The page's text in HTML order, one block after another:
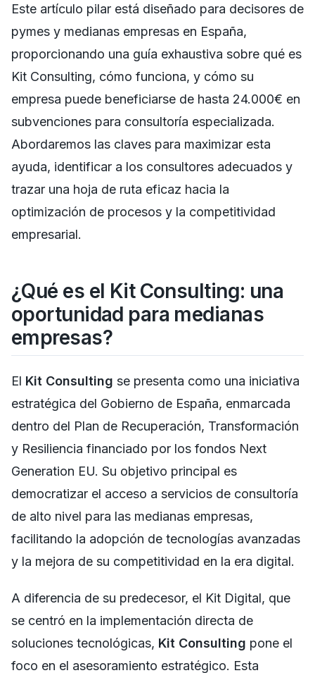
Este artículo pilar está diseñado para decisores de
pymes y medianas empresas en España,
proporcionando una guía exhaustiva sobre qué es
Kit Consulting, cómo funciona, y cómo su
empresa puede beneficiarse de hasta 24.000€ en
subvenciones para consultoría especializada.
Abordaremos las claves para maximizar esta
ayuda, identificar a los consultores adecuados y
trazar una hoja de ruta eficaz hacia la
optimización de procesos y la competitividad
empresarial.
¿Qué es el Kit Consulting: una
oportunidad para medianas
empresas?
El Kit Consulting se presenta como una iniciativa
estratégica del Gobierno de España, enmarcada
dentro del Plan de Recuperación, Transformación
y Resiliencia financiado por los fondos Next
Generation EU. Su objetivo principal es
democratizar el acceso a servicios de consultoría
de alto nivel para las medianas empresas,
facilitando la adopción de tecnologías avanzadas
y la mejora de su competitividad en la era digital.
A diferencia de su predecesor, el Kit Digital, que
se centró en la implementación directa de
soluciones tecnológicas, Kit Consulting pone el
foco en el asesoramiento estratégico. Esta